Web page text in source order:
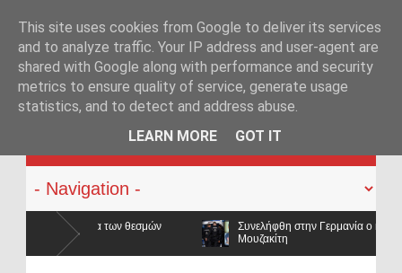
KATEHACKER
Συνελήφθη στην Γερμανία ο καταζητούμενος για τις δολοφονίες
Μουζακίτη
This site uses cookies from Google to deliver its services
and to analyze traffic. Your IP address and user-agent are
shared with Google along with performance and security
metrics to ensure quality of service, generate usage
statistics, and to detect and address abuse.
LEARN MORE
GOT IT